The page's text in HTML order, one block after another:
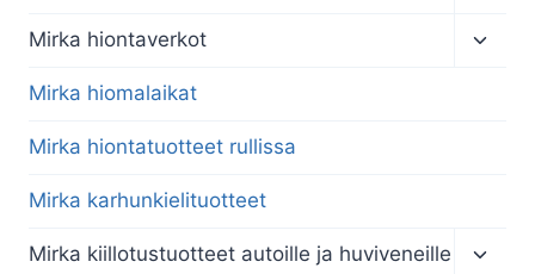
menu
Mirka hiontaverkot
Mirka hiomalaikat
Mirka hiontatuotteet rullissa
Mirka karhunkielituotteet
Mirka kiillotustuotteet autoille ja huviveneille